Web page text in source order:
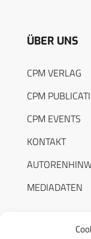
ÜBER UNS
CPM VERLAG
CPM
CPM EVENTS
KONTAKT
MEDIADATEN